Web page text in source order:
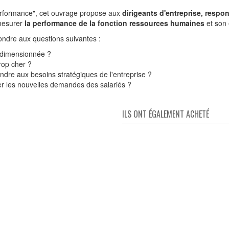
cet ouvrage propose aux dirigeants d'entreprise,
la performance de la fonction ressources humaines et son
aux questions suivantes :
?
cher ?
aux besoins stratégiques de l'entreprise ?
les nouvelles demandes des salariés ?
ILS ONT ÉGALEMENT ACHETÉ